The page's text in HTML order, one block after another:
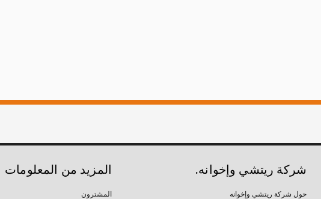
شركة ريتشي وإخوانه.
حول شركة ريتشي وإخوانه
المزيد من المعلومات
المشترون